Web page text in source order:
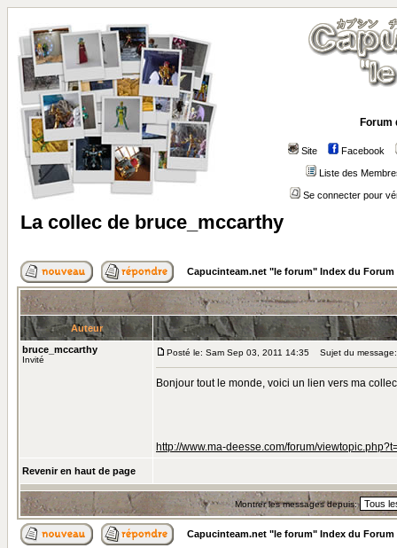
Forum
Site Facebook
Liste des
Se connecter pour
La collec de bruce_mccarthy
Capucinteam.net "le forum" Index du Forum
Auteur
bruce_mccarthy
Invité
Posté le: Sam Sep 03, 2011 14:35 Sujet du
Bonjour tout le monde, voici un lien vers ma
http://www.ma-deesse.com/forum/
Revenir en haut de page
Montrer les messages depuis:
Capucinteam.net "le forum" Index du Forum